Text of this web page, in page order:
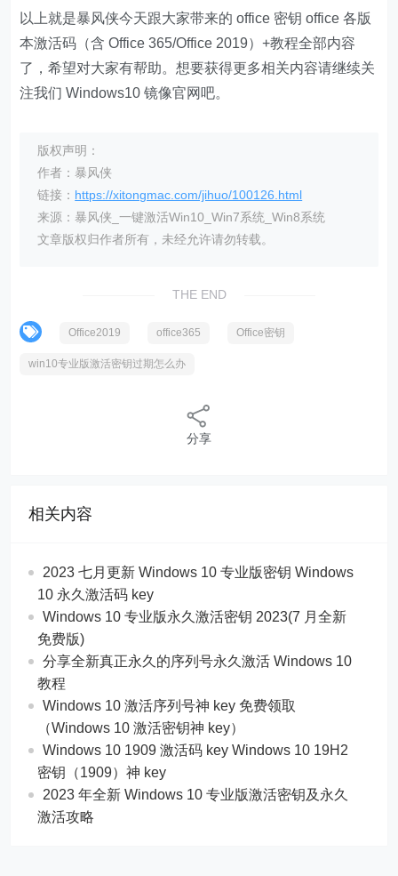
以上就是暴风侠今天跟大家带来的 office 密钥 office 各版
本激活码（含 Office 365/Office 2019）+教程全部内容
了，希望对大家有帮助。想要获得更多相关内容请继续关
注我们 Windows10 镜像官网吧。
版权声明：
作者：暴风侠
链接： https://xitongmac.com/jihuo/100126.html
来源：暴风侠_一键激活Win10_Win7系统_Win8系统
文章版权归作者所有，未经允许请勿转载。
THE END
Office2019 office365 Office密钥
win10专业版激活密钥过期怎么办
分享
相关内容
2023 七月更新 Windows 10 专业版密钥 Windows
10 永久激活码 key
Windows 10 专业版永久激活密钥 2023(7 月全新
免费版)
分享全新真正永久的序列号永久激活 Windows 10
教程
Windows 10 激活序列号神 key 免费领取
（Windows 10 激活密钥神 key）
Windows 10 1909 激活码 key Windows 10 19H2
密钥（1909）神 key
2023 年全新 Windows 10 专业版激活密钥及永久
激活攻略